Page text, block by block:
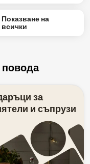
Показване на
всички
за
и съпрузи